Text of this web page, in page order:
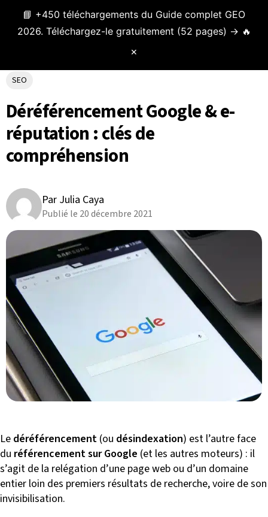
📘 +450 téléchargements du Guide complet GEO
2026. Téléchargez-le gratuitement (52 pages) → 🔥
✕
Menu
SEO
Déréférencement Google & e-
réputation : clés de
compréhension
Par Julia Caya
Publié le 20 décembre 2021
Le déréférencement (ou désindexation) est l’autre face
du référencementsur Google (et les autres moteurs) : il
s’agit de la relégation d’une page web ou d’un domaine
entier loin des premiers résultats de recherche, voire de son
invisibilisation.